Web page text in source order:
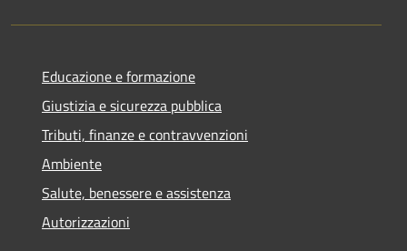
Educazione e formazione
Giustizia e sicurezza pubblica
Tributi, finanze e contravvenzioni
Ambiente
Salute, benessere e assistenza
Autorizzazioni